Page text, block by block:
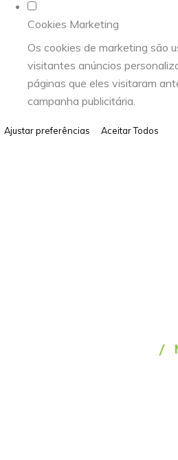
Cookies Marketing
Os cookies de marketing são
visitantes anúncios
páginas que eles visitaram
campanha publicitária.
Ajustar preferências Aceitar Todos